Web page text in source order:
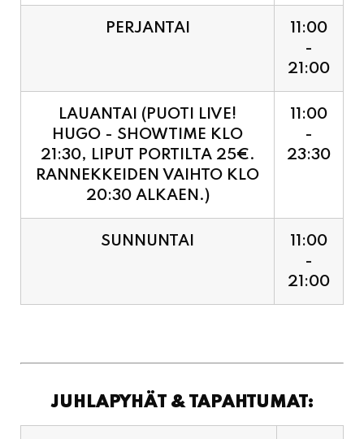
PERJANTAI
11:00
-
21:00
LAUANTAI (PUOTI LIVE!
HUGO - SHOWTIME KLO
21:30, LIPUT PORTILTA 25€.
RANNEKKEIDEN VAIHTO KLO
20:30 ALKAEN.)
11:00
-
23:30
SUNNUNTAI
11:00
-
21:00
JUHLAPYHÄT & TAPAHTUMAT: